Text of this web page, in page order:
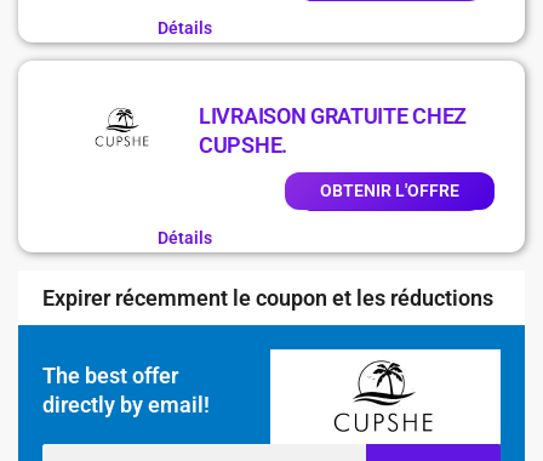
Détails
LIVRAISON GRATUITE CHEZ
CUPSHE.
OBTENIR L'OFFRE
Détails
Expirer récemment le coupon et les réductions
The best offer
directly by email!